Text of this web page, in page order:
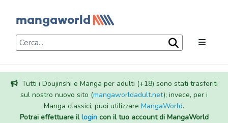
Tutti i Doujinshi e Manga per adulti (+18) sono stati trasferiti
sul nostro nuovo sito (mangaworldadult.net); invece, per i
Manga classici, puoi utilizzare MangaWorld.
Potrai effettuare illogincon il tuo account di MangaWorld